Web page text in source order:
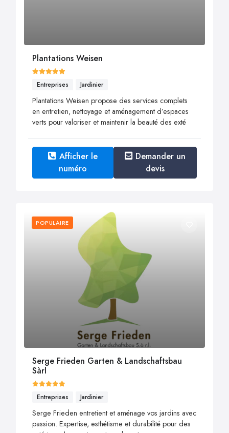
Plantations Weisen
Entreprises Jardinier
Plantations Weisen propose des services complets
en entretien, nettoyage et aménagement d’espaces
verts pour valoriser et maintenir la beauté des exté
Afficher le
numéro
Demander un
devis
POPULAIRE
Serge Frieden Garten & Landschaftsbau
Sàrl
Entreprises Jardinier
Serge Frieden entretient et aménage vos jardins avec
passion. Expertise, esthétisme et durabilité pour des